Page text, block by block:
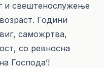
и свештенослужење
Години
саможртва,
со ревносна
Господа’!